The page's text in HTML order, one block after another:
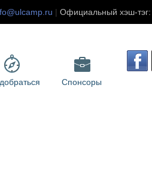
Официальный хэш-тэг:
Спонсоры